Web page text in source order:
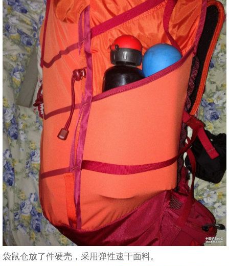
袋鼠仓放了件硬壳，采用弹性速干面料。